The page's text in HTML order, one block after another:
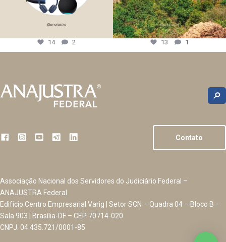
14 2 13 1
Contato
Associação Nacional dos Servidores do Judiciário Federal –
ANAJUSTRA Federal
Edifício Centro Empresarial Varig | Setor SCN – Quadra 04 – Bloco B –
Sala 903 | Brasília-DF – CEP 70714-020
CNPJ: 04.435.721/0001-85